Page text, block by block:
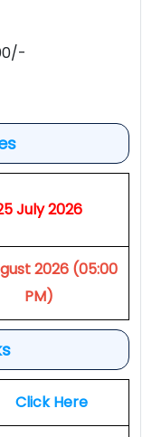
July 2026
2026 (05:00
PM)
Click Here